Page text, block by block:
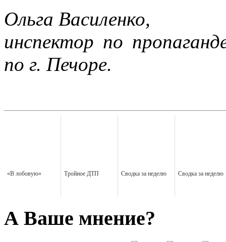
Ольга Василенко,
инспектор по
по г. Печоре.
«В лобовую» Тройное ДТП Сводка за неделю Сводка за неделю
А Ваше мнение?